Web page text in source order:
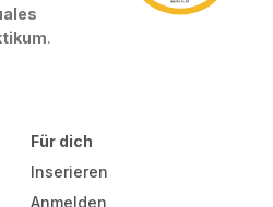
.
Für dich
Inserieren
Anmelden